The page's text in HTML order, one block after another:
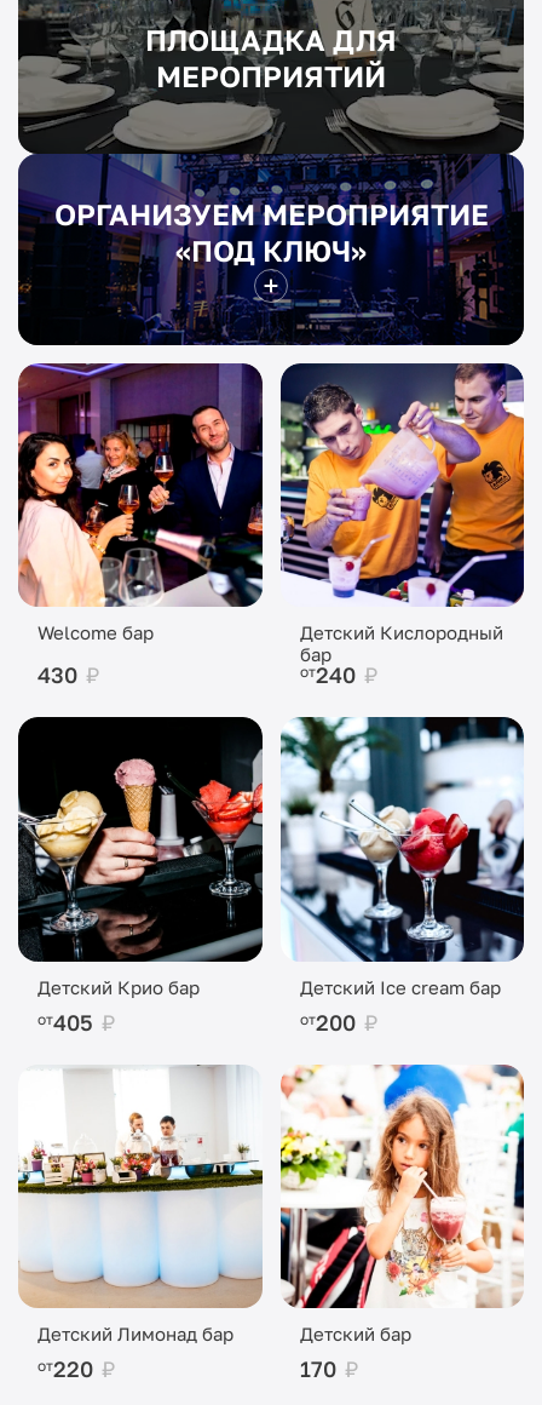
ПЛОЩАДКА ДЛЯ
МЕРОПРИЯТИЙ
ОРГАНИЗУЕМ МЕРОПРИЯТИЕ
«ПОД КЛЮЧ»
Welcome бар
430 ₽
Детский Кислородный
бар
от240 ₽
Детский Крио бар
от405 ₽
Детский Ice cream бар
от200 ₽
Детский Лимонад бар
от220 ₽
Детский бар
170 ₽